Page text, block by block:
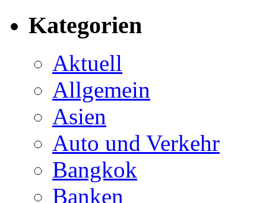
Kategorien
Aktuell
Allgemein
Asien
Auto und Verkehr
Bangkok
Banken